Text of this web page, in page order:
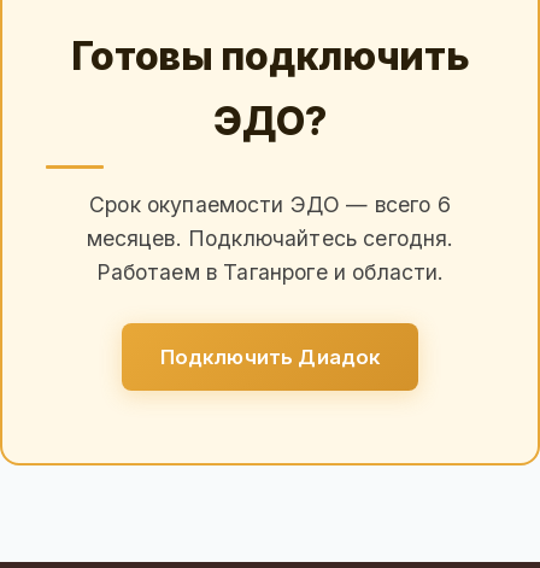
Готовы подключить
ЭДО?
Срок окупаемости ЭДО — всего 6
месяцев. Подключайтесь сегодня.
Работаем в Таганроге и области.
Подключить Диадок